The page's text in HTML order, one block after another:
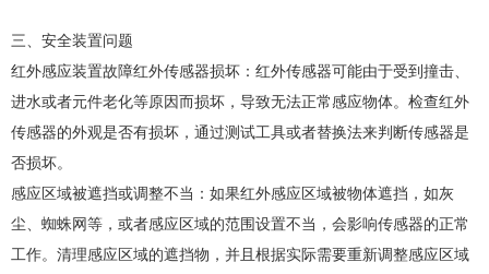
三、安全装置问题
红外感应装置故障红外传感器损坏：红外传感器可能由于受到撞击、
进水或者元件老化等原因而损坏，导致无法正常感应物体。检查红外
传感器的外观是否有损坏，通过测试工具或者替换法来判断传感器是
否损坏。
感应区域被遮挡或调整不当：如果红外感应区域被物体遮挡，如灰
尘、蜘蛛网等，或者感应区域的范围设置不当，会影响传感器的正常
工作。清理感应区域的遮挡物，并且根据实际需要重新调整感应区域